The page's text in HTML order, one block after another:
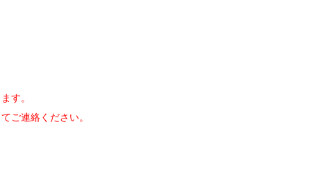
す。
ご連絡ください。